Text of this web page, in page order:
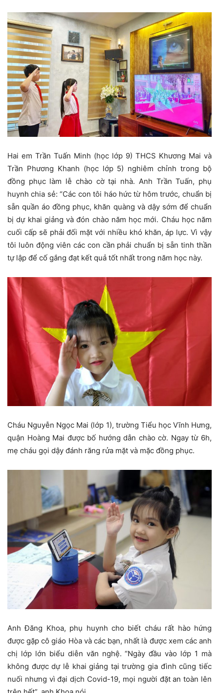
Hai em Trần Tuấn Minh (học lớp 9) THCS Khương Mai và
Trần Phương Khanh (học lớp 5) nghiêm chỉnh trong bộ
đồng phục làm lễ chào cờ tại nhà. Anh Trần Tuấn, phụ
huynh chia sẻ: “Các con tôi háo hức từ hôm trước, chuẩn bị
sẵn quần áo đồng phục, khăn quàng và dậy sớm để chuẩn
bị dự khai giảng và đón chào năm học mới. Cháu học năm
cuối cấp sẽ phải đối mặt với nhiều khó khăn, áp lực. Vì vậy
tôi luôn động viên các con cần phải chuẩn bị sẵn tinh thần
tự lập để cố gắng đạt kết quả tốt nhất trong năm học này.
Cháu Nguyễn Ngọc Mai (lớp 1), trường Tiểu học Vĩnh Hưng,
quận Hoàng Mai được bố hướng dẫn chào cờ. Ngay từ 6h,
mẹ cháu gọi dậy đánh răng rửa mặt và mặc đồng phục.
Anh Đăng Khoa, phụ huynh cho biết cháu rất hào hứng
được gặp cô giáo Hòa và các bạn, nhất là được xem các anh
chị lớp lớn biểu diễn văn nghệ. “Ngày đầu vào lớp 1 mà
không được dự lễ khai giảng tại trường gia đình cũng tiếc
nuối nhưng vì đại dịch Covid-19, mọi người đặt an toàn lên